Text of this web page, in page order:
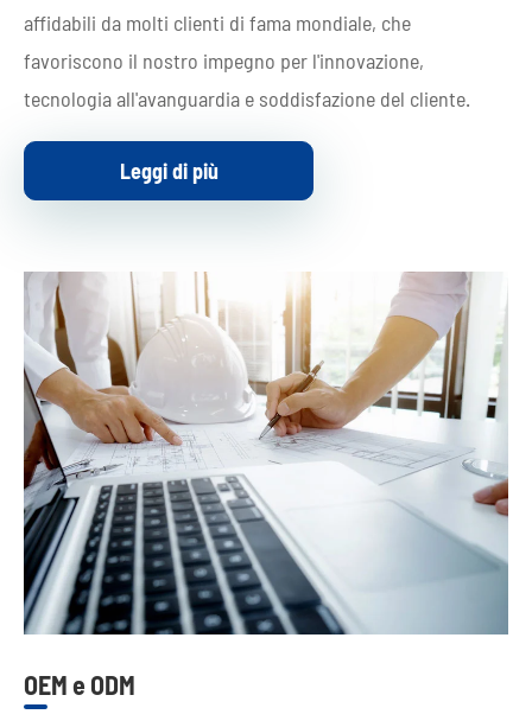
affidabili da molti clienti di fama mondiale, che
favoriscono il nostro impegno per l'innovazione,
tecnologia all'avanguardia e soddisfazione del cliente.
Leggi di più
OEM e ODM